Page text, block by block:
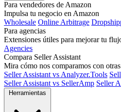
Para vendedores de Amazon
Impulsa tu negocio en Amazon
Wholesale Online Arbitrage
Para agencias
Extensiones útiles para mejorar tu
Agencies
Compara Seller Assistant
Mira cómo nos comparamos con
Seller Assistant vs Analyzer.Tools
Seller Assistant vs SellerAmp Seller